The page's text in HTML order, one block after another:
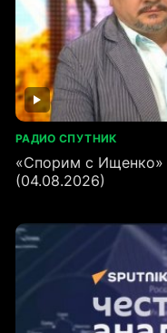
РАДИО СПУТНИК
«Спорим с Ищенко»
(04.08.2026)